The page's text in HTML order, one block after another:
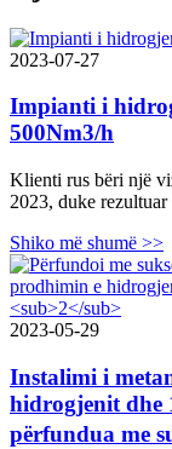
2023-07-27
Impianti i
500Nm3/h
Klienti rus bëri një
2023, duke
Shiko më shumë >>
2023-05-29
Instalimi i
hidrogjenit dhe
përfundua me